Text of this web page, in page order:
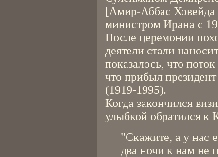
[Амир-Аббас Ховейда
министром Ирана с
После церемонии
деятели стали
показалось, что
что прибыл
(1919-1995).
Когда закончился
улыбкой обратился к
"Скажите, а у нас
два ночи к нам не